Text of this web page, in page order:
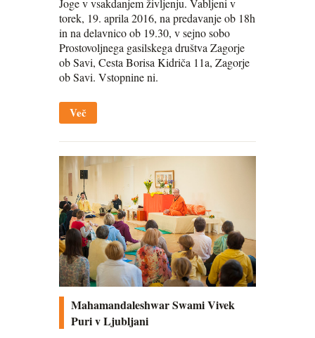
torek, 19. aprila 2016, na predavanje ob 18h
in na delavnico ob 19.30, v sejno sobo
Prostovoljnega gasilskega društva Zagorje
ob Savi, Cesta Borisa Kidriča 11a, Zagorje
ob Savi. Vstopnine ni.
Več
Mahamandaleshwar Swami Vivek
Puri v Ljubljani